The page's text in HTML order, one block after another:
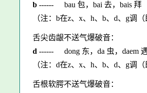
b ------
bau 包，bai 去，bais 拜
（注：b在z、x、h、b、d、g调
舌尖齿龈不送气爆破音：
d ------
dong 东，da 虫，daem
（注：d在z、x、h、b、d、g调
舌根软腭不送气爆破音：